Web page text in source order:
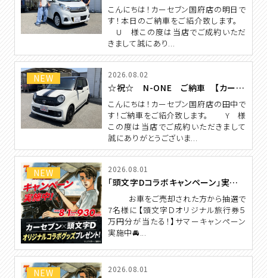
こんにちは！カーセブン国府店の明日で
す！本日のご納車をご紹介致します。
U 様この度は当店でご成約いただ
きまして誠にあり...
NEW 2026.08.02
☆祝☆ N-ONE ご納車 【カーセブン国府店】
こんにちは！カーセブン国府店の田中で
す！ご納車をご紹介致します。 Y 様
この度は当店でご成約いただきまして
誠にありがとうございま...
NEW 2026.08.01
「頭文字Dコラボキャンペーン」実施中！！！
お車をご売却された方から抽選で
7名様に【頭文字Ｄオリジナル旅行券５
万円分が当たる！】サマーキャンペーン
実施中🚘...
NEW 2026.08.01